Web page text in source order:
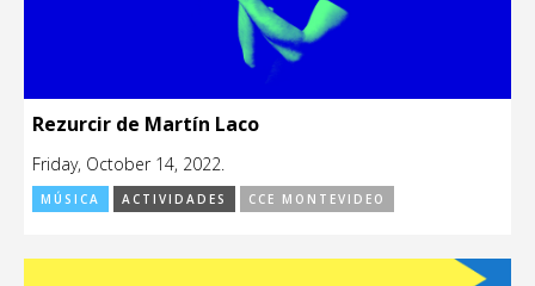
Rezurcir de Martín Laco
Friday, October 14, 2022.
MÚSICA ACTIVIDADES CCE MONTEVIDEO